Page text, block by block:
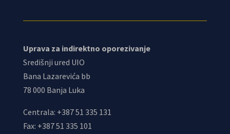
Uprava za indirektno oporezivanje
Središnji ured UIO
Bana Lazarevića bb
78 000 Banja Luka
Centrala: +387 51 335 131
Fax: +387 51 335 101